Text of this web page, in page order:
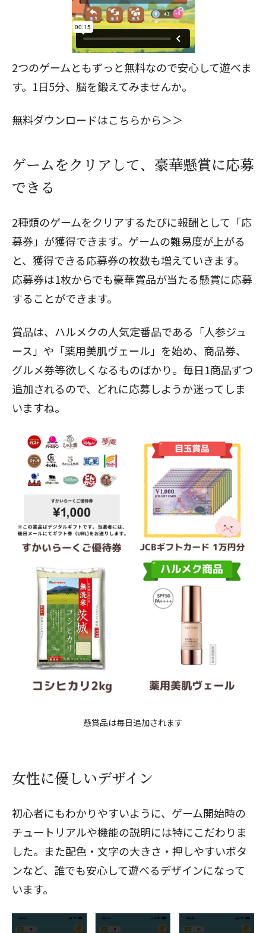
2つのゲームともずっと無料なので安心して遊べま
す。1日5分、脳を鍛えてみませんか。
無料ダウンロードはこちらから＞＞
ゲームをクリアして、豪華懸賞に応募
できる
2種類のゲームをクリアするたびに報酬として「応
募券」が獲得できます。ゲームの難易度が上がる
と、獲得できる応募券の枚数も増えていきます。
応募券は1枚からでも豪華賞品が当たる懸賞に応募
することができます。
賞品は、ハルメクの人気定番品である「人参ジュ
ース」や「薬用美肌ヴェール」を始め、商品券、
グルメ券等欲しくなるものばかり。毎日1商品ずつ
追加されるので、どれに応募しようか迷ってしま
いますね。
懸賞品は毎日追加されます
女性に優しいデザイン
初心者にもわかりやすいように、ゲーム開始時の
チュートリアルや機能の説明には特にこだわりま
した。また配色・文字の大きさ・押しやすいボタ
ンなど、誰でも安心して遊べるデザインになって
います。